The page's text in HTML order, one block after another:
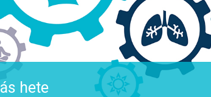
hete